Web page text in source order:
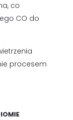
co
CO do
procesem